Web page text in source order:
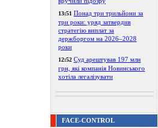
13:51 Понад три трильйони за
три роки: уряд затвердив
стратегію виплат за
держборгом на 2026–2028
роки
12:52 Суд арештував 197 млн
грн, які компанія Новинського
хотіла легалізувати
FACE-CONTROL